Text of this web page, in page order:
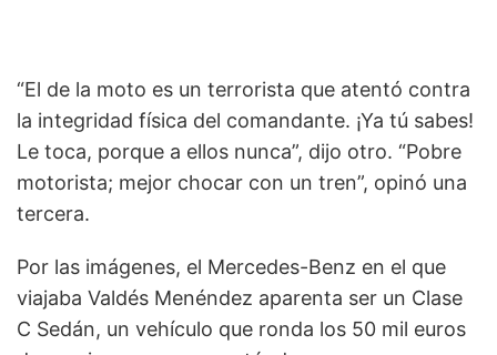
“El de la moto es un terrorista que atentó contra
la integridad física del comandante. ¡Ya tú sabes!
Le toca, porque a ellos nunca”, dijo otro. “Pobre
motorista; mejor chocar con un tren”, opinó una
tercera.
Por las imágenes, el Mercedes-Benz en el que
viajaba Valdés Menéndez aparenta ser un Clase
C Sedán, un vehículo que ronda los 50 mil euros